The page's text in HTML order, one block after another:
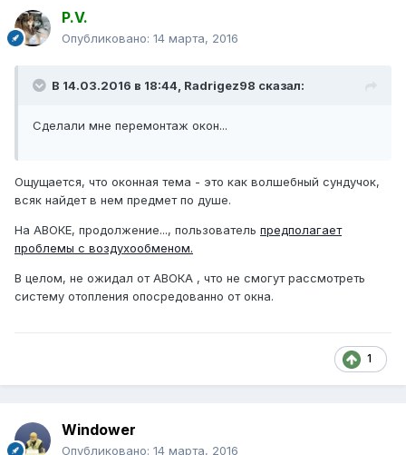
P.V.
Опубликовано: 14 марта, 2016
В 14.03.2016 в 18:44, Radrigez98 сказал:
Сделали мне перемонтаж окон...
Ощущается, что оконная тема - это как волшебный сундучок,
всяк найдет в нем предмет по душе.
На АВОКЕ, продолжение..., пользователь предполагает
проблемы с воздухообменом.
В целом, не ожидал от АВОКА , что не смогут рассмотреть
систему отопления опосредованно от окна.
1
Windower
Опубликовано: 14 марта, 2016